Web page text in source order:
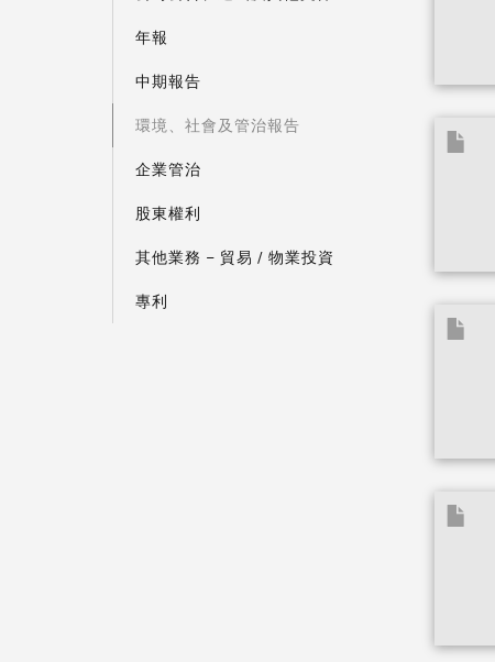
年報
中期報告
環境、社會及管治報告
企業管治
股東權利
其他業務 – 貿易 / 物業投資
專利